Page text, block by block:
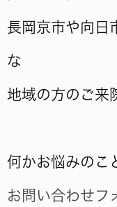
長岡京市や向日
な
地域の方のご来
何かお悩みのこ
お問い合わせフ